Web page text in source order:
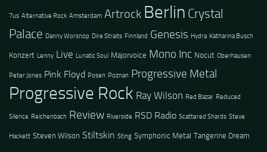
7us Alternative Rock Amsterdam Artrock Berlin Crystal
Palace Danny Worsnop Dire Straits Finnland Genesis Hydra Katharina Busch
Konzert Lenny Live Lunatic Soul Majorvoice Mono Inc Nocut Oberhausen
Peter Jones Pink Floyd Posen Poznan Progressive Metal
Progressive Rock Ray Wilson Red Bazar Reduced
Silence Reichenbach Review Riverside RSD Radio Scattered Shards Steve
Hackett Steven Wilson Stiltskin Sting Symphonic Metal Tangerine Dream